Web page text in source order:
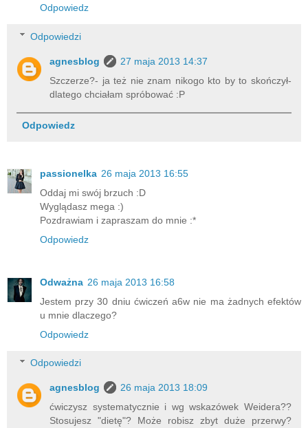
Odpowiedz
Odpowiedzi
agnesblog
27 maja 2013 14:37
Szczerze?- ja też nie znam nikogo kto by to skończył-
dlatego chciałam spróbować :P
Odpowiedz
passionelka 26 maja 2013 16:55
Oddaj mi swój brzuch :D
Wyglądasz mega :)
Pozdrawiam i zapraszam do mnie :*
Odpowiedz
Odważna 26 maja 2013 16:58
Jestem przy 30 dniu ćwiczeń a6w nie ma żadnych efektów
u mnie dlaczego?
Odpowiedz
Odpowiedzi
agnesblog
26 maja 2013 18:09
ćwiczysz systematycznie i wg wskazówek Weidera??
Stosujesz "dietę"? Może robisz zbyt duże przerwy?